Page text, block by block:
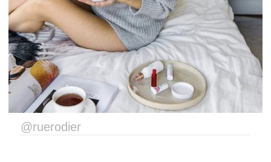
@ruerodier